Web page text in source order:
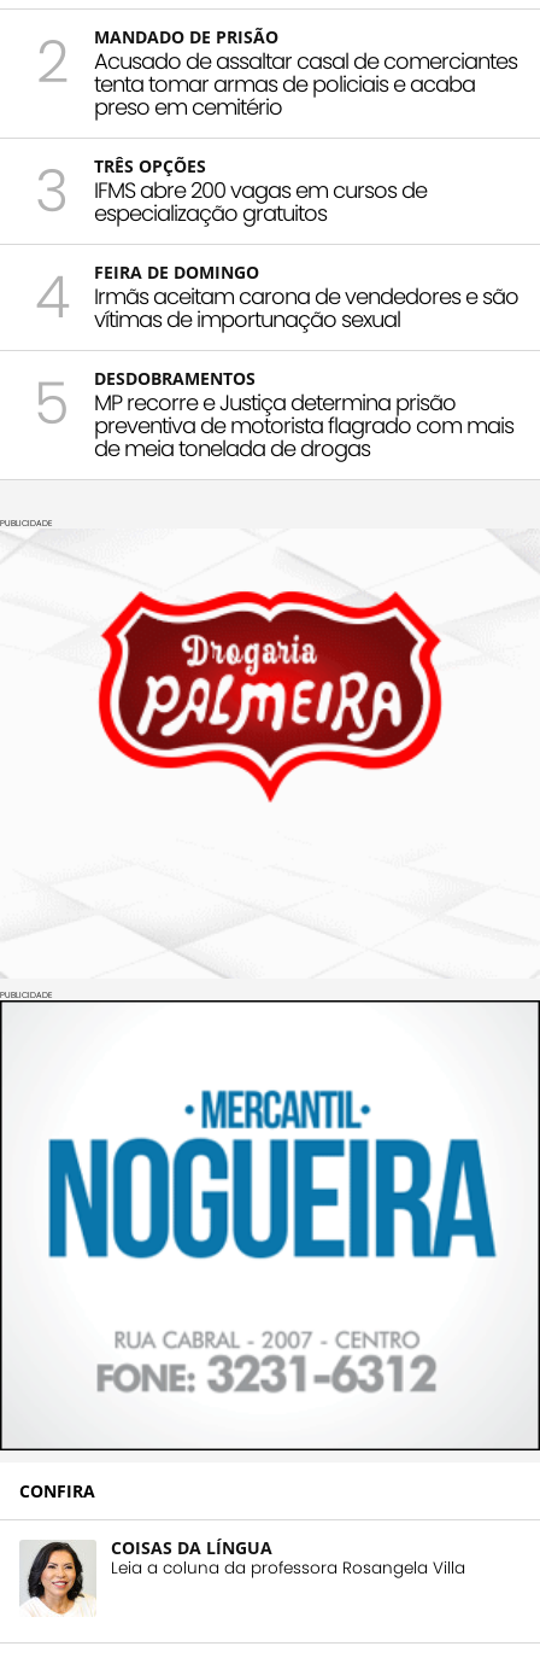
2 MANDADO DE PRISÃO
Acusado de assaltar casal de comerciantes
tenta tomar armas de policiais e acaba
preso em cemitério
3 TRÊS OPÇÕES
IFMS abre 200 vagas em cursos de
especialização gratuitos
4 FEIRA DE DOMINGO
Irmãs aceitam carona de vendedores e são
vítimas de importunação sexual
5 DESDOBRAMENTOS
MP recorre e Justiça determina prisão
preventiva de motorista flagrado com mais
de meia tonelada de drogas
PUBLICIDADE
PUBLICIDADE
CONFIRA
COISAS DA LÍNGUA
Leia a coluna da professora Rosangela Villa